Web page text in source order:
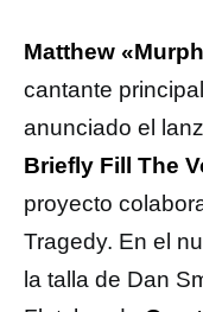
Matthew
cantante
anunciado el
Briefly Fill The
proyecto
Tragedy. En el
la talla de Dan